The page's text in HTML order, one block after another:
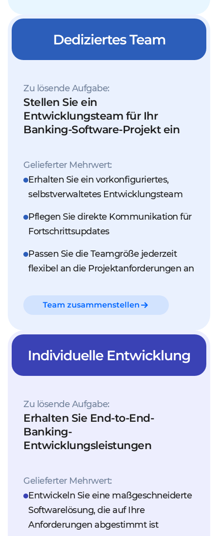
Dediziertes Team
Zu lösende Aufgabe:
Stellen Sie ein
Entwicklungsteam für Ihr
Banking-Software-Projekt ein
Gelieferter Mehrwert:
Erhalten Sie ein vorkonfiguriertes,
selbstverwaltetes Entwicklungsteam
Pflegen Sie direkte Kommunikation für
Fortschrittsupdates
Passen Sie die Teamgröße jederzeit
flexibel an die Projektanforderungen an
Team zusammenstellen
Individuelle Entwicklung
Zu lösende Aufgabe:
Erhalten Sie End-to-End-
Banking-
Entwicklungsleistungen
Gelieferter Mehrwert:
Entwickeln Sie eine maßgeschneiderte
Softwarelösung, die auf Ihre
Anforderungen abgestimmt ist